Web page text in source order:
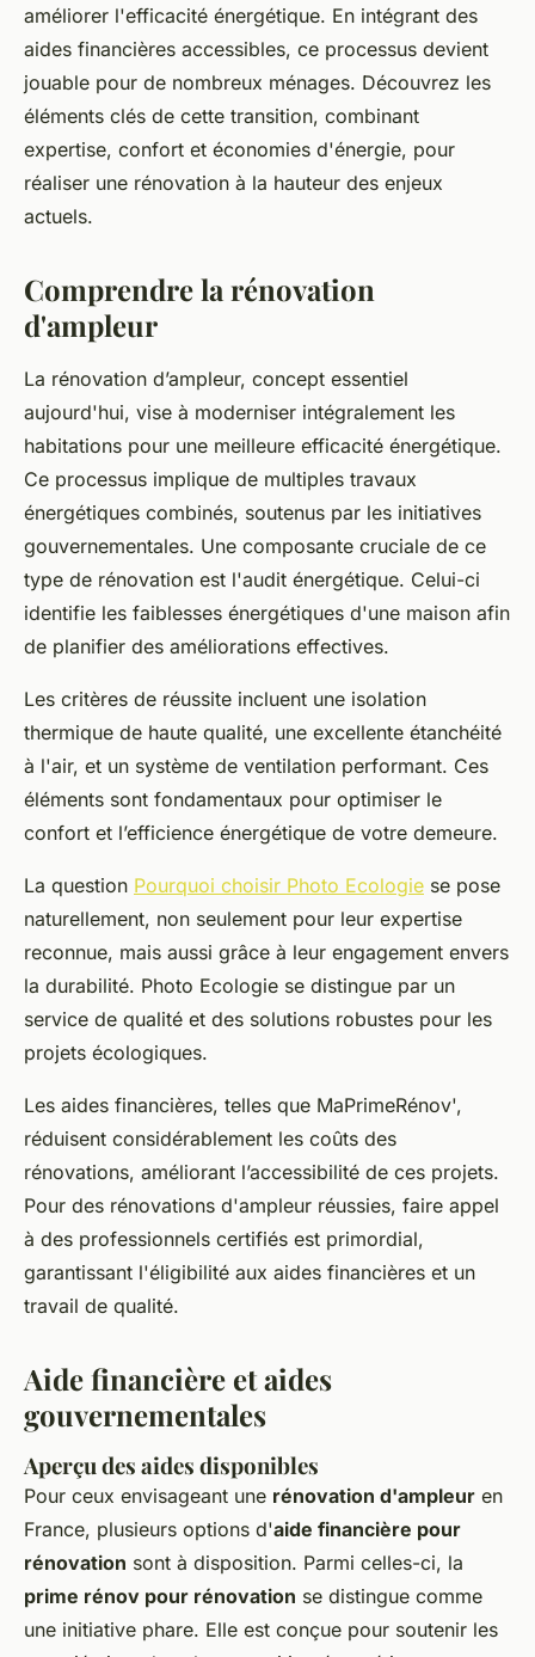
améliorer l'efficacité énergétique. En intégrant des
aides financières accessibles, ce processus devient
jouable pour de nombreux ménages. Découvrez les
éléments clés de cette transition, combinant
expertise, confort et économies d'énergie, pour
réaliser une rénovation à la hauteur des enjeux
actuels.
Comprendre la rénovation
d'ampleur
La rénovation d’ampleur, concept essentiel
aujourd'hui, vise à moderniser intégralement les
habitations pour une meilleure efficacité énergétique.
Ce processus implique de multiples travaux
énergétiques combinés, soutenus par les initiatives
gouvernementales. Une composante cruciale de ce
type de rénovation est l'audit énergétique. Celui-ci
identifie les faiblesses énergétiques d'une maison afin
de planifier des améliorations effectives.
Les critères de réussite incluent une isolation
thermique de haute qualité, une excellente étanchéité
à l'air, et un système de ventilation performant. Ces
éléments sont fondamentaux pour optimiser le
confort et l’efficience énergétique de votre demeure.
La question Pourquoi choisir Photo Ecologie se pose
naturellement, non seulement pour leur expertise
reconnue, mais aussi grâce à leur engagement envers
la durabilité. Photo Ecologie se distingue par un
service de qualité et des solutions robustes pour les
projets écologiques.
Les aides financières, telles que MaPrimeRénov',
réduisent considérablement les coûts des
rénovations, améliorant l’accessibilité de ces projets.
Pour des rénovations d'ampleur réussies, faire appel
à des professionnels certifiés est primordial,
garantissant l'éligibilité aux aides financières et un
travail de qualité.
Aide financière et aides
gouvernementales
Aperçu des aides disponibles
Pour ceux envisageant une rénovation d'ampleur en
France, plusieurs options d'aide financière pour
rénovation sont à disposition. Parmi celles-ci, la
prime rénov pour rénovation se distingue comme
une initiative phare. Elle est conçue pour soutenir les